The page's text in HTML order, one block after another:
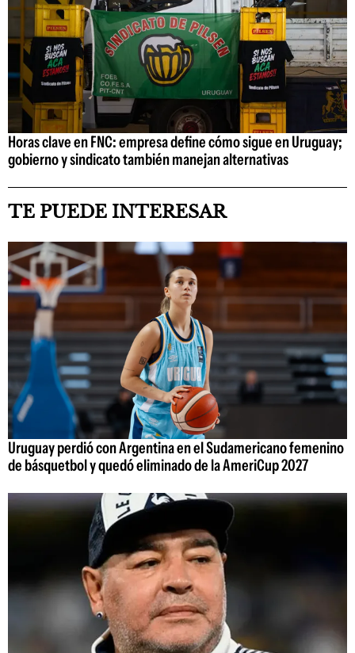
Horas clave en FNC: empresa define cómo sigue en Uruguay;
gobierno y sindicato también manejan alternativas
TE PUEDE INTERESAR
Uruguay perdió con Argentina en el Sudamericano femenino
de básquetbol y quedó eliminado de la AmeriCup 2027